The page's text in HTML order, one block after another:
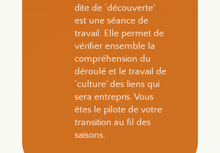
dite de ‘découverte’
est une séance de
travail. Elle permet de
vérifier ensemble la
compréhension du
déroulé et le travail de
‘culture’ des liens qui
sera entrepris. Vous
êtes le pilote de votre
transition au fil des
saisons.